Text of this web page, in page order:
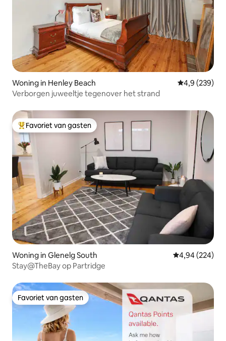
Woning in Henley Beach Gemiddelde
4,9 (239)
Verborgen juweeltje tegenover het strand
Topfavoriet van gasten
Favoriet van gasten
Woning in Glenelg South Gemiddelde
4,94 (224)
Stay@TheBay op Partridge
Favoriet van gasten
Favoriet van gasten